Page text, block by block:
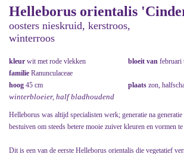
Helleborus orientalis
oosters nieskruid, kerstroos,
winterroos
kleur wit met rode vlekken bloeit van februari
familie Ranunculaceae
hoog 45 cm plaats zon,
winterbloeier, half bladhoudend
Helleborus was altijd specialisten werk; generatie na generatie
bestuiven om steeds betere mooie zuiver kleuren en vormen te
Dit is een van de eerste Helleborus orientalis die vegetatief